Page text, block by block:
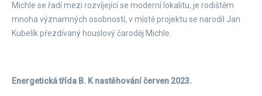
Michle se řadí mezi rozvíjející se moderní lokalitu, je rodištěm
mnoha významných osobností, v místě projektu se narodil Jan
Kubelík přezdívaný houslový čaroděj Michle.
Energetická třída B. K nastěhování červen 2023.